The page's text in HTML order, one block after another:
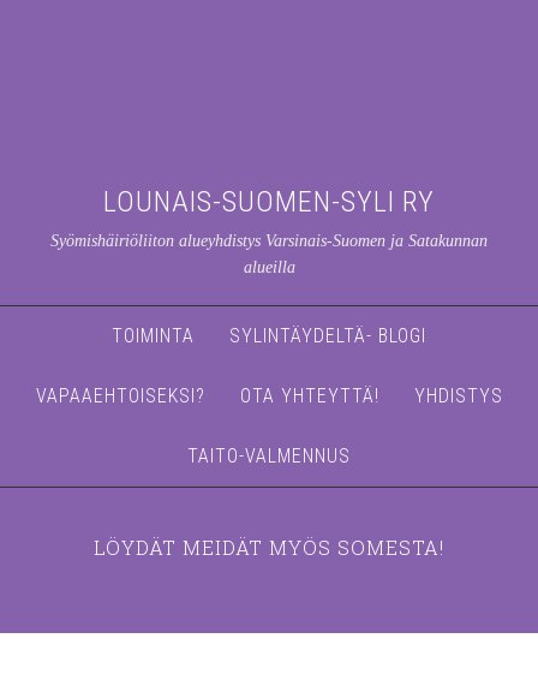
LOUNAIS-SUOMEN-SYLI RY
Syömishäiriöliiton alueyhdistys Varsinais-Suomen ja Satakunnan
alueilla
TOIMINTA SYLINTÄYDELTÄ- BLOGI
VAPAAEHTOISEKSI? OTA YHTEYTTÄ! YHDISTYS
TAITO-VALMENNUS
LÖYDÄT MEIDÄT MYÖS SOMESTA!